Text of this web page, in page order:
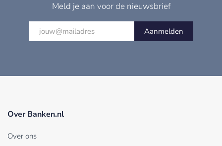
Meld je aan voor de nieuwsbrief
Aanmelden
Over Banken.nl
Over ons